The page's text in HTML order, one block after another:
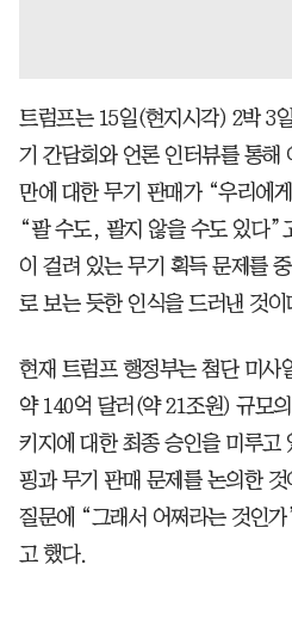
트럼프는 15일(현지시각) 2박 3
기 간담회와 언론 인터뷰를 통해
만에 대한 무기 판매가 “우리에
“팔 수도, 팔지 않을 수도 있다”
이 걸려 있는 무기 획득 문제를
로 보는 듯한 인식을 드러낸 것이
현재 트럼프 행정부는 첨단 미사
약 140억 달러(약 21조원) 규모
키지에 대한 최종 승인을 미루고
핑과 무기 판매 문제를 논의한
질문에 “그래서 어쩌라는 것인
고 했다.